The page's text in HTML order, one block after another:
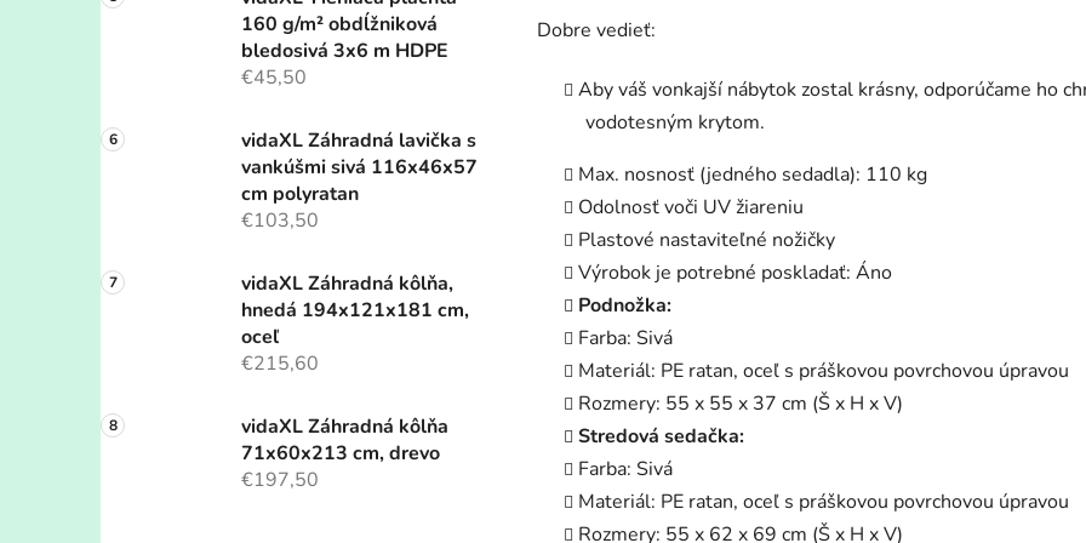
160 g/m² obdĺžniková
bledosivá 3x6 m HDPE
€45,50
vidaXL Záhradná lavička s
vankúšmi sivá 116x46x57
cm polyratan
€103,50
vidaXL Záhradná kôlňa,
hnedá 194x121x181 cm,
oceľ
€215,60
vidaXL Záhradná kôlňa
71x60x213 cm, drevo
€197,50
Dobre vedieť:
Aby váš vonkajší nábytok zostal krásny, odporúčame ho
vodotesným krytom.
Max. nosnosť (jedného sedadla): 110 kg
Odolnosť voči UV žiareniu
Plastové nastaviteľné nožičky
Výrobok je potrebné poskladať: Áno
Podnožka:
Farba: Sivá
Materiál: PE ratan, oceľ s práškovou povrchovou úpravou
Rozmery: 55 x 55 x 37 cm (Š x H x V)
Stredová sedačka:
Farba: Sivá
Materiál: PE ratan, oceľ s práškovou povrchovou úpravou
Rozmery: 55 x 62 x 69 cm (Š x H x V)